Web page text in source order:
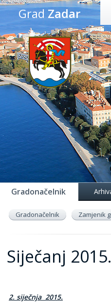
Preskoči
sadržaj
GradZadar
Gradonačelnik
Gradonačelnik Zamjenik
Siječanj 2015.
2. siječnja 2015.